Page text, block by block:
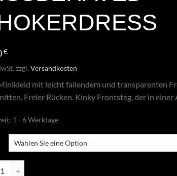
€
zzgl. Versandkosten
mit leicht fallendem und transparenten
Freier Rücken. Kinky Frontsteg, der in
1 - 6 Werktage